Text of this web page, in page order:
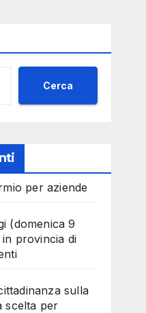
Cerca
per aziende
(domenica 9
provincia di
sulla
scelta per